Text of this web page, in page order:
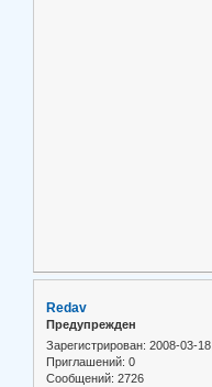
Redav
Предупрежден
Зарегистрирован: 2008-03-18
Приглашений: 0
Сообщений: 2726